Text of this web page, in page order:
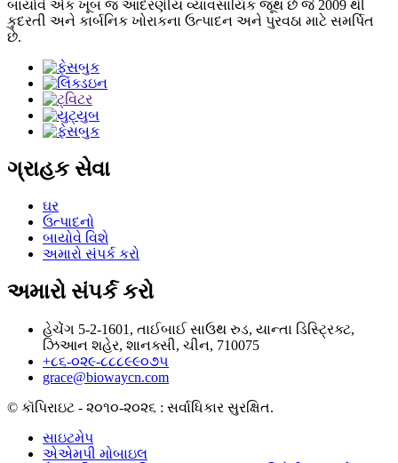
બાયોવે એક ખૂબ જ આદરણીય વ્યાવસાયિક જૂથ છે જે 2009 થી
કુદરતી અને કાર્બનિક ખોરાકના ઉત્પાદન અને પુરવઠા માટે સમર્પિત
છે.
ગ્રાહક સેવા
ઘર
ઉત્પાદનો
બાયોવે વિશે
અમારો સંપર્ક કરો
અમારો સંપર્ક કરો
હેચેંગ 5-2-1601, તાઈબાઈ સાઉથ રુડ, યાન્તા ડિસ્ટ્રિક્ટ,
ઝિઆન શહેર, શાનક્સી, ચીન, 710075
+૮૬-૦૨૯-૮૮૮૯૯૦૭૫
grace@biowaycn.com
© કૉપિરાઇટ - ૨૦૧૦-૨૦૨૬ : સર્વાધિકાર સુરક્ષિત.
સાઇટમેપ
એએમપી મોબાઇલ